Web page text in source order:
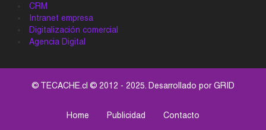
CRM
Intranet empresa
Digitalización comercial
Agencia Digital
© TECACHE.cl © 2012 - 2025. Desarrollado porGRID
Home Publicidad Contacto